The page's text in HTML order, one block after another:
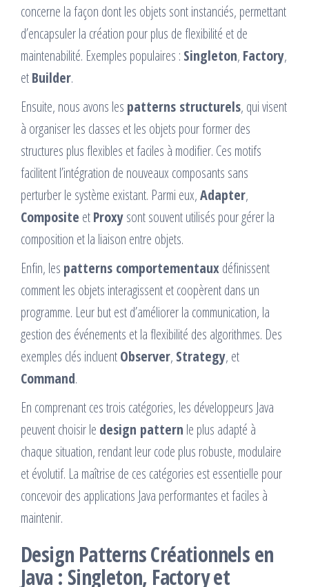
concerne la façon dont les objets sont instanciés, permettant
d’encapsuler la création pour plus de flexibilité et de
maintenabilité. Exemples populaires : Singleton, Factory,
etBuilder.
Ensuite, nous avons les patterns structurels, qui visent
à organiser les classes et les objets pour former des
structures plus flexibles et faciles à modifier. Ces motifs
facilitent l’intégration de nouveaux composants sans
perturber le système existant. Parmi eux,Adapter,
Composite etProxysont souvent utilisés pour gérer la
composition et la liaison entre objets.
Enfin, les patterns comportementauxdéfinissent
comment les objets interagissent et coopèrent dans un
programme. Leur but est d’améliorer la communication, la
gestion des événements et la flexibilité des algorithmes. Des
exemples clés incluentObserver, Strategy, et
Command.
En comprenant ces trois catégories, les développeurs Java
peuvent choisir le design pattern le plus adapté à
chaque situation, rendant leur code plus robuste, modulaire
et évolutif. La maîtrise de ces catégories est essentielle pour
concevoir des applications Java performantes et faciles à
maintenir.
Design Patterns Créationnels en
Java : Singleton, Factory et